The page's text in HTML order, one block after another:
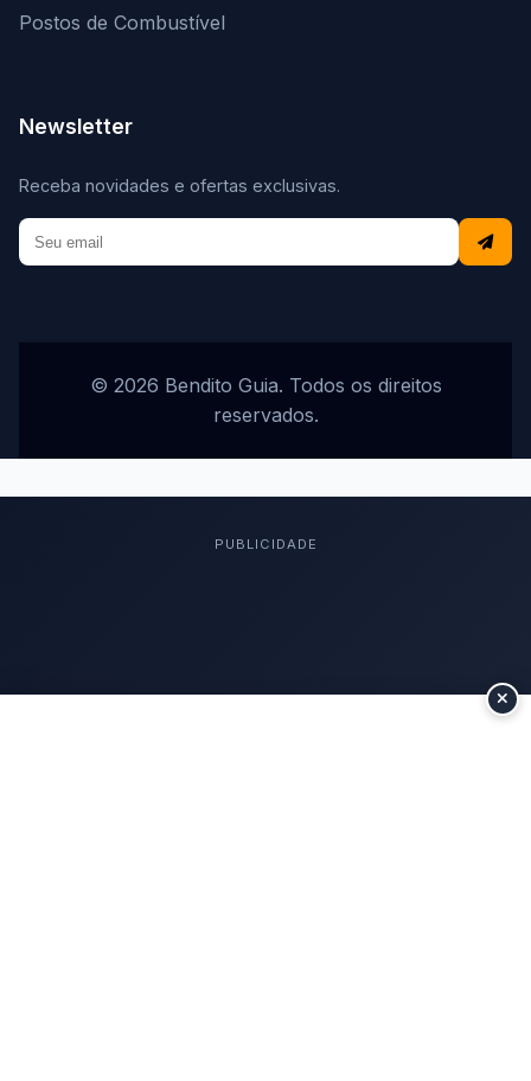
Postos de Combustível
Newsletter
Receba novidades e ofertas exclusivas.
© 2026 Bendito Guia. Todos os direitos
reservados.